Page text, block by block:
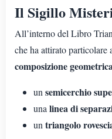
Il Sigillo
All’interno del Libro
che ha attirato particolare
composizione
un semicerchio
una linea di
un triangolo